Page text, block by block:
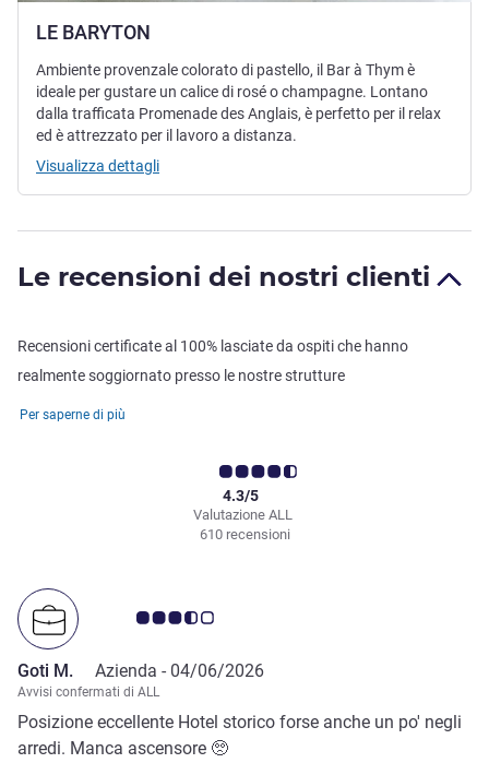
LE BARYTON
Ambiente provenzale colorato di pastello, il Bar à Thym è
ideale per gustare un calice di rosé o champagne. Lontano
dalla trafficata Promenade des Anglais, è perfetto per il relax
ed è attrezzato per il lavoro a distanza.
Visualizza dettagli
Le recensioni dei nostri clienti
Recensioni certificate al 100% lasciate da ospiti che hanno
realmente soggiornato presso le nostre strutture
Per saperne di più
Valutazione ALL
4.3/5
610 recensioni
Giudizio clienti 3.5/5
Goti M. Azienda - 04/06/2026
Avvisi confermati di ALL
Posizione eccellente Hotel storico forse anche un po' negli
arredi. Manca ascensore 🥺